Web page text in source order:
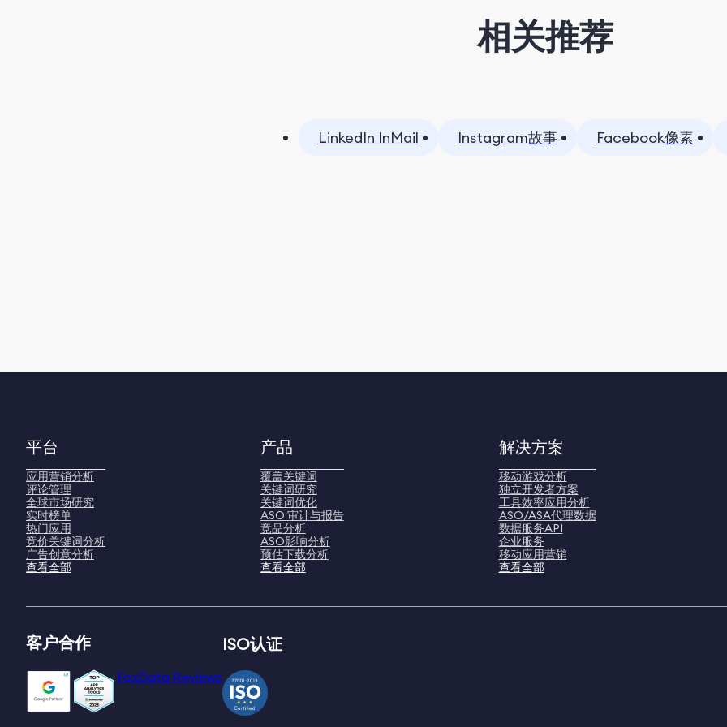
相关推荐
LinkedIn InMail Instagram故事 Facebook像素
平台
应用营销分析
评论管理
全球市场研究
实时榜单
热门应用
竞价关键词分析
广告创意分析
查看全部
产品
覆盖关键词
关键词研究
关键词优化
ASO 审计与报告
竞品分析
ASO影响分析
预估下载分析
查看全部
解决方案
移动游戏分析
独立开发者方案
工具效率应用分析
ASO/ASA代理数据
数据服务API
企业服务
移动应用营销
查看全部
客户合作
FoxData Reviews
ISO认证